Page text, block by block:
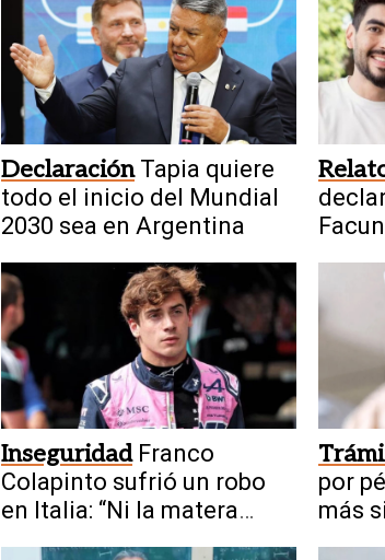
Declaración Tapia quiere
todo el inicio del Mundial
2030 sea en Argentina
Inseguridad Franco
Colapinto sufrió un robo
en Italia: “Ni la matera
por
más